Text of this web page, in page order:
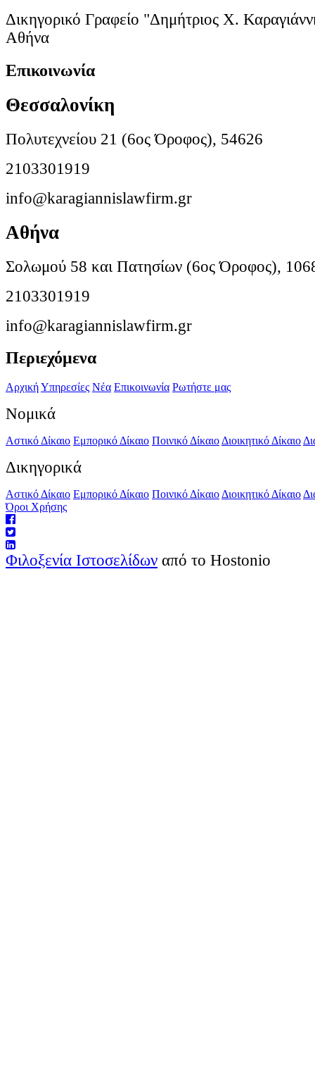
Δικηγορικό Γραφείο "Δημήτριος Χ.
Αθήνα
Επικοινωνία
Θεσσαλονίκη
Πολυτεχνείου 21 (6ος Όροφος), 54626
2103301919
info@karagiannislawfirm.gr
Αθήνα
Σολωμού 58 και Πατησίων (6ος Όροφος),
2103301919
info@karagiannislawfirm.gr
Περιεχόμενα
ΑρχικήΥπηρεσίες Νέα Επικοινωνία Ρωτήστε μας
Νομικά
Αστικό Δίκαιο Εμπορικό Δίκαιο Ποινικό Δίκαιο Διοικητικό Δίκαιο
Δικηγορικά
Αστικό Δίκαιο Εμπορικό Δίκαιο Ποινικό Δίκαιο Διοικητικό Δίκαιο
Όροι Χρήσης
Φιλοξενία Ιστοσελίδων από το Hostonio